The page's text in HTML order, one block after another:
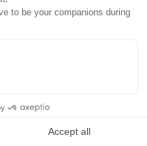
solutions